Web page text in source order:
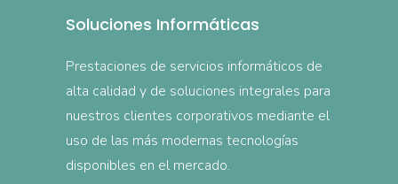
Soluciones Informáticas
Prestaciones de servicios informáticos de
alta calidad y de soluciones integrales para
nuestros clientes corporativos mediante el
uso de las más modernas tecnologías
disponibles en el mercado.